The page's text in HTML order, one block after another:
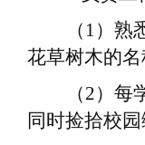
（ 1） 熟
花草树木的
（2） 每
同时捡拾校